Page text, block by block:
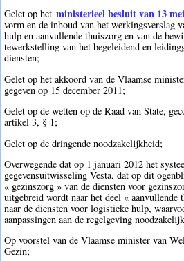
Gelet op het ministerieel besluit van 13
vorm en de inhoud van het werkingsverslag
hulp en aanvullende thuiszorg en van de
tewerkstelling van het begeleidend en
diensten;
Gelet op het akkoord van de Vlaamse
gegeven op 15 december 2011;
Gelet op de wetten op de Raad van State,
artikel 3, § 1;
Gelet op de dringende noodzakelijkheid;
Overwegende dat op 1 januari 2012 het
gegevensuitwisseling Vesta, dat op dit
« gezinszorg » van de diensten voor
uitgebreid wordt naar het deel « aanvullende
naar de diensten voor logistieke hulp,
aanpassingen aan de regelgeving
Op voorstel van de Vlaamse minister van
Gezin;